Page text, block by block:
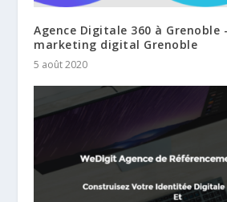
Agence Digitale 360 à Grenoble
marketing digital Grenoble
5 août 2020